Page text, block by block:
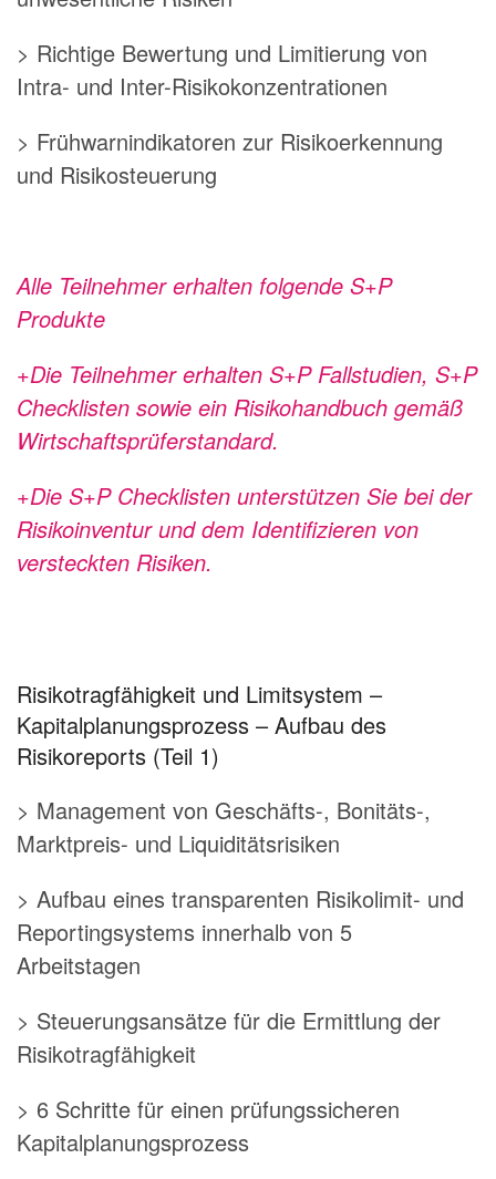
> Richtige Bewertung und Limitierung von
Intra- und Inter-Risikokonzentrationen
> Frühwarnindikatoren zur Risikoerkennung
und Risikosteuerung
Alle Teilnehmer erhalten folgende S+P
Produkte
+Die Teilnehmer erhalten S+P Fallstudien, S+P
Checklisten sowie ein Risikohandbuch gemäß
Wirtschaftsprüferstandard.
+Die S+P Checklisten unterstützen Sie bei der
Risikoinventur und dem Identifizieren von
versteckten Risiken.
Risikotragfähigkeit und Limitsystem –
Kapitalplanungsprozess – Aufbau des
Risikoreports (Teil 1)
> Management von Geschäfts-, Bonitäts-,
Marktpreis- und Liquiditätsrisiken
> Aufbau eines transparenten Risikolimit- und
Reportingsystems innerhalb von 5
Arbeitstagen
> Steuerungsansätze für die Ermittlung der
Risikotragfähigkeit
> 6 Schritte für einen prüfungssicheren
Kapitalplanungsprozess